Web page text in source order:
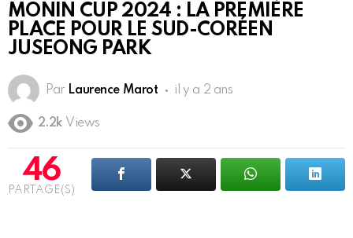
MONIN CUP 2024 : LA PREMIÈRE
PLACE POUR LE SUD-CORÉEN
JUSEONG PARK
Par Laurence Marot il y a 2 ans
2.2k Views
46
PARTAGE(S)